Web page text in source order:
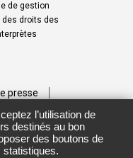
de gestion
droits des
presse
Créditsl’utilisation de
destinés au bon
des boutons de
statistiques.